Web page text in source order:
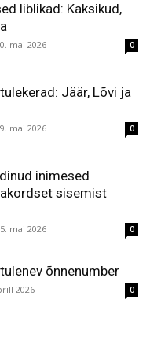
liblikad: Kaksikud,
mai 2026 0
Jäär, Lõvi ja
mai 2026 0
inimesed
sisemist
mai 2026 0
õnnenumber
2026 0